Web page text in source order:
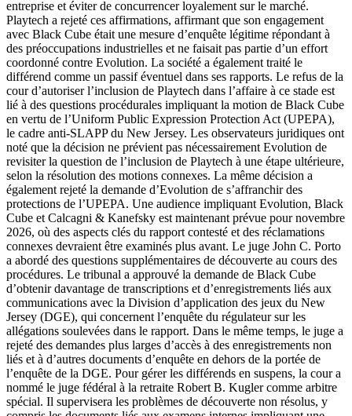
entreprise et éviter de concurrencer loyalement sur le marché.
Playtech a rejeté ces affirmations, affirmant que son engagement
avec Black Cube était une mesure d’enquête légitime répondant à
des préoccupations industrielles et ne faisait pas partie d’un effort
coordonné contre Evolution. La société a également traité le
différend comme un passif éventuel dans ses rapports. Le refus de la
cour d’autoriser l’inclusion de Playtech dans l’affaire à ce stade est
lié à des questions procédurales impliquant la motion de Black Cube
en vertu de l’Uniform Public Expression Protection Act (UPEPA),
le cadre anti-SLAPP du New Jersey. Les observateurs juridiques ont
noté que la décision ne prévient pas nécessairement Evolution de
revisiter la question de l’inclusion de Playtech à une étape ultérieure,
selon la résolution des motions connexes. La même décision a
également rejeté la demande d’Evolution de s’affranchir des
protections de l’UPEPA. Une audience impliquant Evolution, Black
Cube et Calcagni & Kanefsky est maintenant prévue pour novembre
2026, où des aspects clés du rapport contesté et des réclamations
connexes devraient être examinés plus avant. Le juge John C. Porto
a abordé des questions supplémentaires de découverte au cours des
procédures. Le tribunal a approuvé la demande de Black Cube
d’obtenir davantage de transcriptions et d’enregistrements liés aux
communications avec la Division d’application des jeux du New
Jersey (DGE), qui concernent l’enquête du régulateur sur les
allégations soulevées dans le rapport. Dans le même temps, le juge a
rejeté des demandes plus larges d’accès à des enregistrements non
liés et à d’autres documents d’enquête en dehors de la portée de
l’enquête de la DGE. Pour gérer les différends en suspens, la cour a
nommé le juge fédéral à la retraite Robert B. Kugler comme arbitre
spécial. Il supervisera les problèmes de découverte non résolus, y